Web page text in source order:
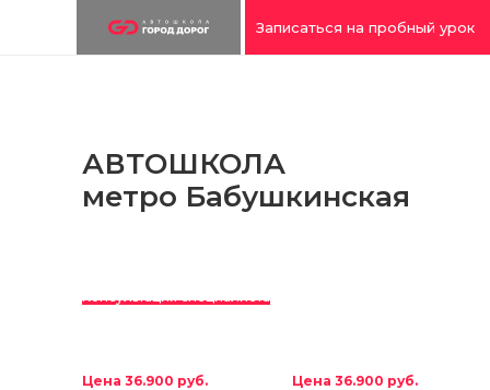
Записаться на пробный урок
АВТОШКОЛА
метро Бабушкинская
Консультация специалиста
Цена 36.900 руб.
Цена 36.900 руб.